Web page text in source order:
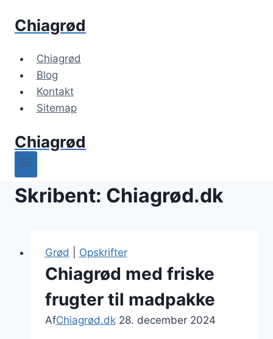
Chiagrød
Chiagrød
Blog
Kontakt
Sitemap
Chiagrød
Skribent: Chiagrød.dk
Grød Opskrifter
Chiagrød med friske
frugter til madpakke
AfChiagrød.dk 28. december 2024